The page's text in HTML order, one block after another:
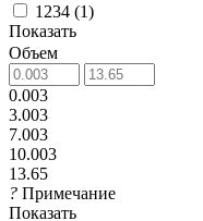
1234 (1)
Показать
Объем
0.003
3.003
7.003
10.003
13.65
? Примечание
Показать